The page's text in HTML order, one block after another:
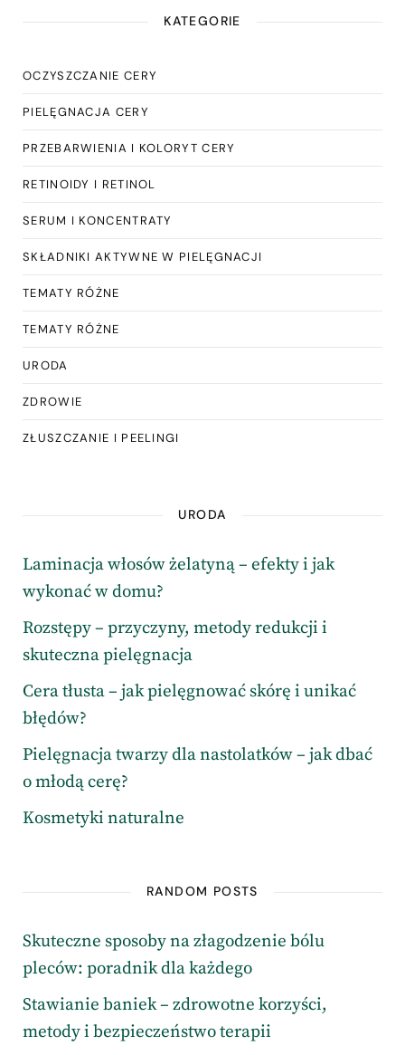
KATEGORIE
OCZYSZCZANIE CERY
PIELĘGNACJA CERY
PRZEBARWIENIA I KOLORYT CERY
RETINOIDY I RETINOL
SERUM I KONCENTRATY
SKŁADNIKI AKTYWNE W PIELĘGNACJI
TEMATY RÓŻNE
TEMATY RÓŻNE
URODA
ZDROWIE
ZŁUSZCZANIE I PEELINGI
URODA
Laminacja włosów żelatyną – efekty i jak
wykonać w domu?
Rozstępy – przyczyny, metody redukcji i
skuteczna pielęgnacja
Cera tłusta – jak pielęgnować skórę i unikać
błędów?
Pielęgnacja twarzy dla nastolatków – jak dbać
o młodą cerę?
Kosmetyki naturalne
RANDOM POSTS
Skuteczne sposoby na złagodzenie bólu
pleców: poradnik dla każdego
Stawianie baniek – zdrowotne korzyści,
metody i bezpieczeństwo terapii